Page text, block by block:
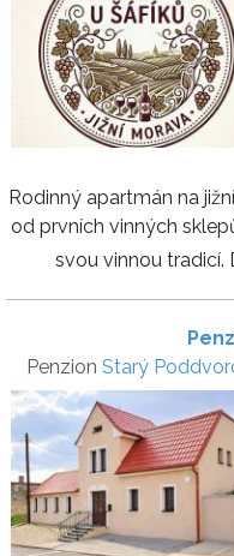
Rodinný apartmán na
od prvních vinných
svou vinnou tradicí.
Penzion Starý